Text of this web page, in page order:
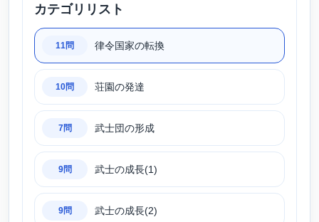
カテゴリリスト
11問 律令国家の転換
10問 荘園の発達
7問 武士団の形成
9問 武士の成長(1)
9問 武士の成長(2)